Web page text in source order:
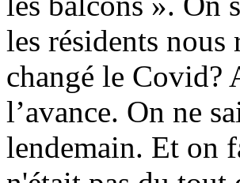
les résidents nous
changé le Covid?
l’avance. On ne
lendemain. Et on